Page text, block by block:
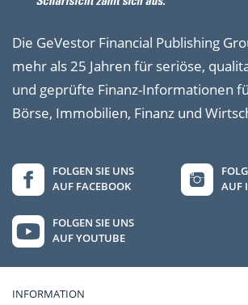
Die GeVestor Financial Publishing
mehr als 25 Jahren für seriöse,
und geprüfte Finanz-Informationen
Börse, Immobilien, Finanz und
FOLGEN SIE UNS
AUF FACEBOOK
AUF
FOLGEN SIE UNS
AUF YOUTUBE
INFORMATION